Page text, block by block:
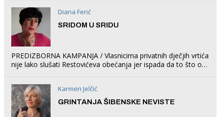
Diana Ferić
SRIDOM U SRIDU
PREDIZBORNA KAMPANJA / Vlasnicima privatnih dječjih vrtića
nije lako slušati Restovićeva obećanja jer ispada da to što oni
Karmen Jelčić
GRINTANJA ŠIBENSKE NEVISTE